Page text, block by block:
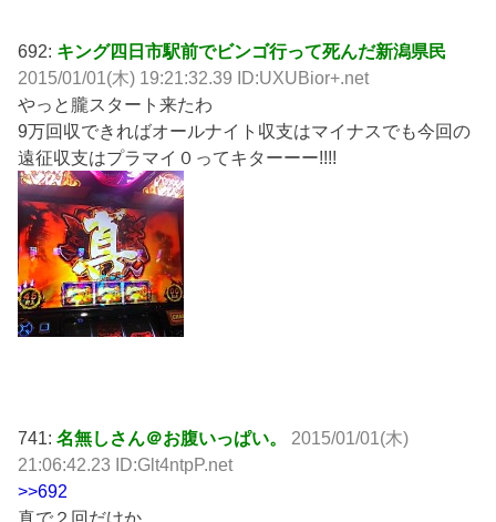
692: キング四日市駅前でビンゴ行って死んだ新潟県民
2015/01/01(木) 19:21:32.39 ID:UXUBior+.net
やっと朧スタート来たわ
9万回収できればオールナイト収支はマイナスでも今回の
遠征収支はプラマイ０ってキターーー!!!!
741:名無しさん＠お腹いっぱい。
2015/01/01(木)
21:06:42.23 ID:Glt4ntpP.net
>>692
真で２回だけか